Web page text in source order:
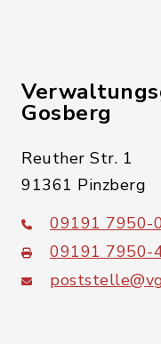
Gosberg
Reuther Str. 1
91361 Pinzberg
09191 7950-
09191 7950-